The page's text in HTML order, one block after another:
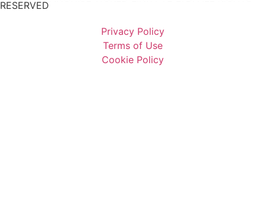
RESERVED
Privacy Policy
Terms of Use
Cookie Policy